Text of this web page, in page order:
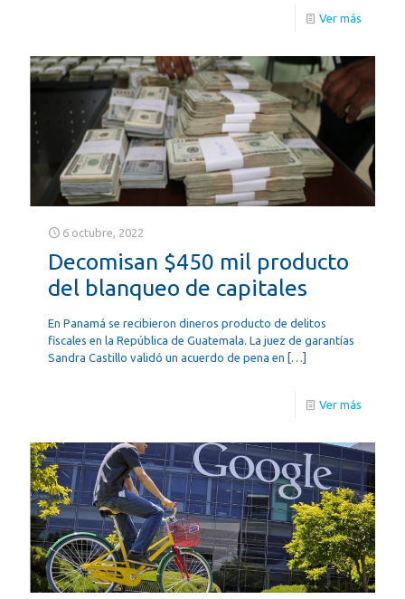
Ver más
6 octubre, 2022
Decomisan $450 mil producto
del blanqueo de capitales
En Panamá se recibieron dineros producto de delitos
fiscales en la República de Guatemala. La juez de garantías
Sandra Castillo validó un acuerdo de pena en […]
Ver más